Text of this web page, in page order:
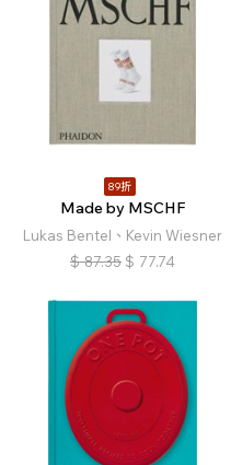
89折
Made by MSCHF
Lukas Bentel、Kevin Wiesner
$ 87.35 $ 77.74